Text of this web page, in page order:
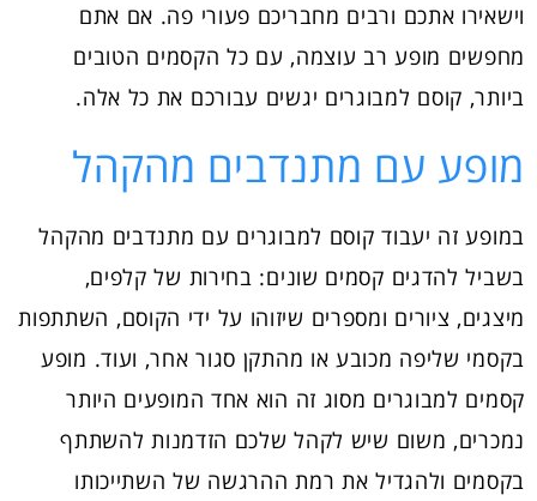
וישאירו אתכם ורבים מחבריכם פעורי פה. אם אתם
מחפשים מופע רב עוצמה, עם כל הקסמים הטובים
ביותר, קוסם למבוגרים יגשים עבורכם את כל אלה.
מופע עם מתנדבים מהקהל
במופע זה יעבוד קוסם למבוגרים עם מתנדבים מהקהל
בשביל להדגים קסמים שונים: בחירות של קלפים,
מיצגים, ציורים ומספרים שיזוהו על ידי הקוסם, השתתפות
בקסמי שליפה מכובע או מהתקן סגור אחר, ועוד. מופע
קסמים למבוגרים מסוג זה הוא אחד המופעים היותר
נמכרים, משום שיש לקהל שלכם הזדמנות להשתתף
בקסמים ולהגדיל את רמת ההרגשה של השתייכותו